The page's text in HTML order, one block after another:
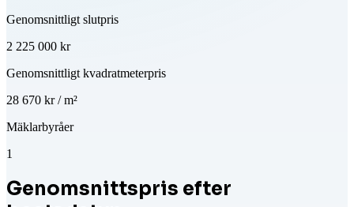
Genomsnittligt slutpris
2 225 000 kr
Genomsnittligt kvadratmeterpris
28 670 kr / m²
Mäklarbyråer
1
Genomsnittspris efter